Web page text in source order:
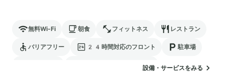
無料Wi-Fi 朝食 フィットネス レストラン
バリアフリー 24時間対応のフロント 駐車場
電気自動車の充電スタンド設備・サービスをみる